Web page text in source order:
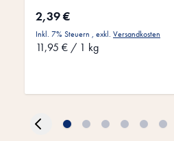
2,39 €
Inkl. 7% Steuern , exkl. Versandkosten
11,95 € / 1 kg